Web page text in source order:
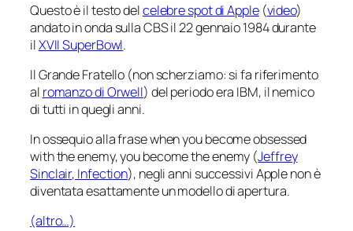
Questo è il testo delcelebre spot di Apple(video)
andato in onda sulla CBS il 22 gennaio 1984 durante
ilXVII SuperBowl.
Il Grande Fratello (non scherziamo: si fa riferimento
al romanzo di Orwell) del periodo era IBM, il nemico
di tutti in quegli anni.
In ossequio alla frasewhen you become obsessed
with the enemy, you become the enemy (Jeffrey
Sinclair, Infection), negli anni successivi Apple non è
diventata esattamente un modello di apertura.
(altro…)